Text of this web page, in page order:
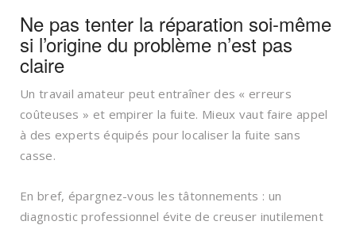
Ne pas tenter la réparation soi-même
si l’origine du problème n’est pas
claire
Un travail amateur peut entraîner des « erreurs
coûteuses » et empirer la fuite. Mieux vaut faire appel
à des experts équipés pour localiser la fuite sans
casse.
En bref, épargnez-vous les tâtonnements : un
diagnostic professionnel évite de creuser inutilement